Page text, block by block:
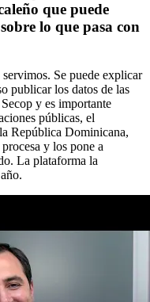
que puede
lo que pasa con
Se puede explicar
publicar los datos de las
y es importante
públicas, el
República Dominicana,
y los pone a
La plataforma la